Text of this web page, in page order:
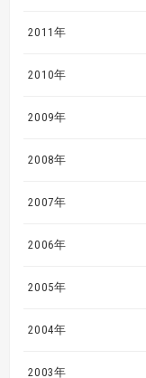
2011年
2010年
2009年
2008年
2007年
2006年
2005年
2004年
2003年